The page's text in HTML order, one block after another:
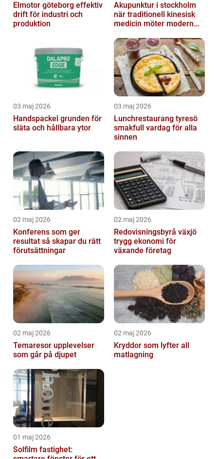
Elmotor göteborg effektiv
drift för industri och
produktion
Akupunktur i stockholm
när traditionell kinesisk
medicin möter modern
03 maj 2026
Handspackel grunden för
släta och hållbara ytor
03 maj 2026
Lunchrestaurang tyresö
smakfull vardag för alla
sinnen
02 maj 2026
Konferens som ger
resultat så skapar du rätt
förutsättningar
02 maj 2026
Redovisningsbyrå växjö
trygg ekonomi för
växande företag
02 maj 2026
Temaresor upplevelser
som går på djupet
02 maj 2026
Kryddor som lyfter all
matlagning
01 maj 2026
Solfilm fastighet: